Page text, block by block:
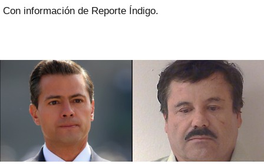
Con información de Reporte Índigo.